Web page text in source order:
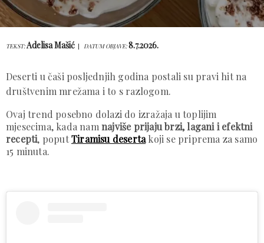
TEKST:Adelisa Mašić DATUM OBJAVE:8.7.2026.
Deserti u čaši posljednjih godina postali su pravi hit na
društvenim mrežama i to s razlogom.
Ovaj trend posebno dolazi do izražaja u toplijim
mjesecima, kada nam najviše prijaju brzi, lagani i efektni
recepti, poput Tiramisu desertakoji se priprema za samo
15 minuta.